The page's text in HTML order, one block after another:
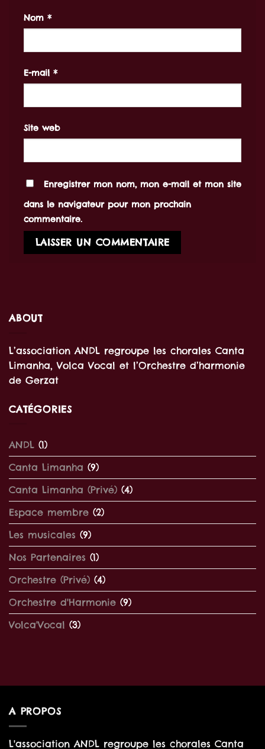
Nom *
E-mail *
Site web
Enregistrer mon nom, mon e-mail et mon site
dans le navigateur pour mon prochain
commentaire.
ABOUT
L’association ANDL regroupe les chorales Canta
Limanha, Volca Vocal et l’Orchestre d’harmonie
de Gerzat
CATÉGORIES
ANDL (1)
Canta Limanha (9)
Canta Limanha (Privé) (4)
Espace membre (2)
Les musicales (9)
Nos Partenaires (1)
Orchestre (Privé) (4)
Orchestre d'Harmonie (9)
Volca'Vocal (3)
A PROPOS
L'association ANDL regroupe les chorales Canta